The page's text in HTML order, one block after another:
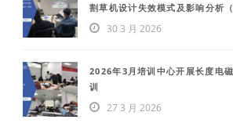
割草机设计失效模式及影响分析
30 3 月 2026
2026年3月培训中心开展长度电
训
27 3 月 2026